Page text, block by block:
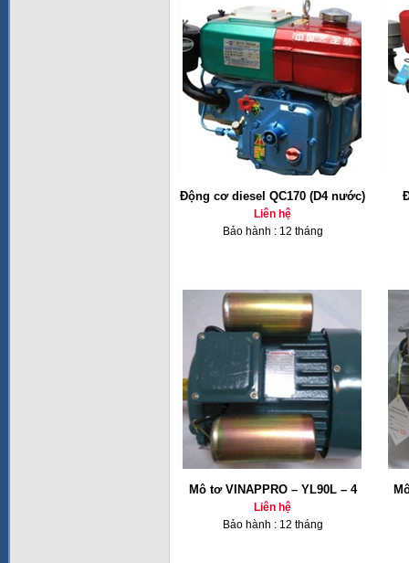
Động cơ diesel QC170 (D4 nước)
Liên hệ
Bảo hành : 12 tháng
Mô tơ VINAPPRO – YL90L – 4
Liên hệ
Bảo hành : 12 tháng